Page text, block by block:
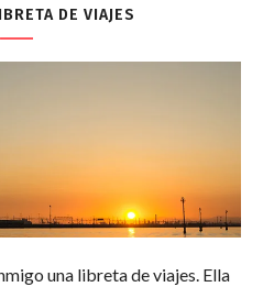
DE VIAJES
una libreta de viajes. Ella